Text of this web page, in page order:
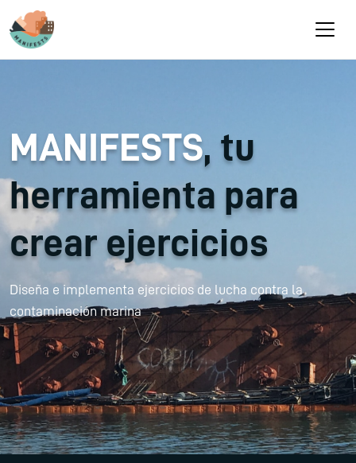
Pasar al contenido principal
MANIFESTS, tu
herramienta para
crear ejercicios
Diseña e implementa ejercicios de lucha contra la
contaminación marina